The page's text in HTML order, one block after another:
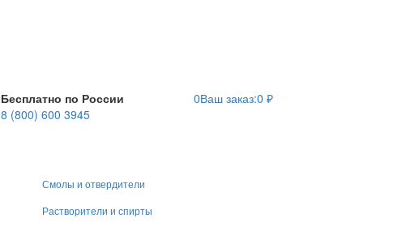
Бесплатно по России
8 (800) 600 3945
0Ваш заказ:0 ₽
Смолы и отвердители
Растворители и спирты